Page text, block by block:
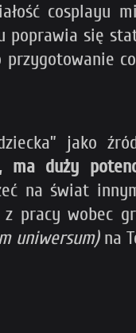
cosplayu
poprawia się
jako
ma duży
na świat
pracy wobec
uniwersum)na